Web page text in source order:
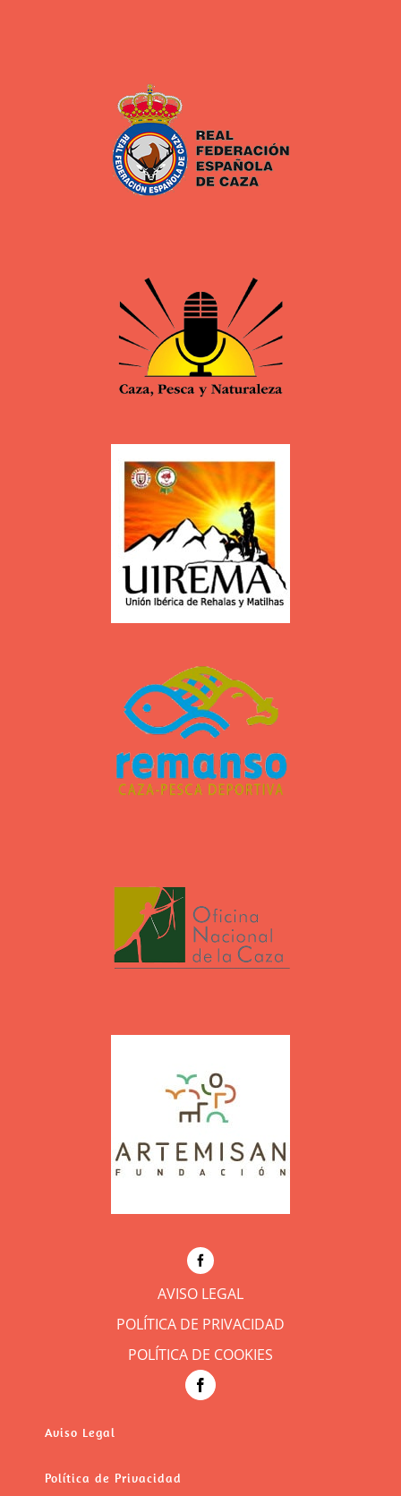
AVISO LEGAL
POLÍTICA DE PRIVACIDAD
POLÍTICA DE COOKIES
Aviso Legal
Política de Privacidad